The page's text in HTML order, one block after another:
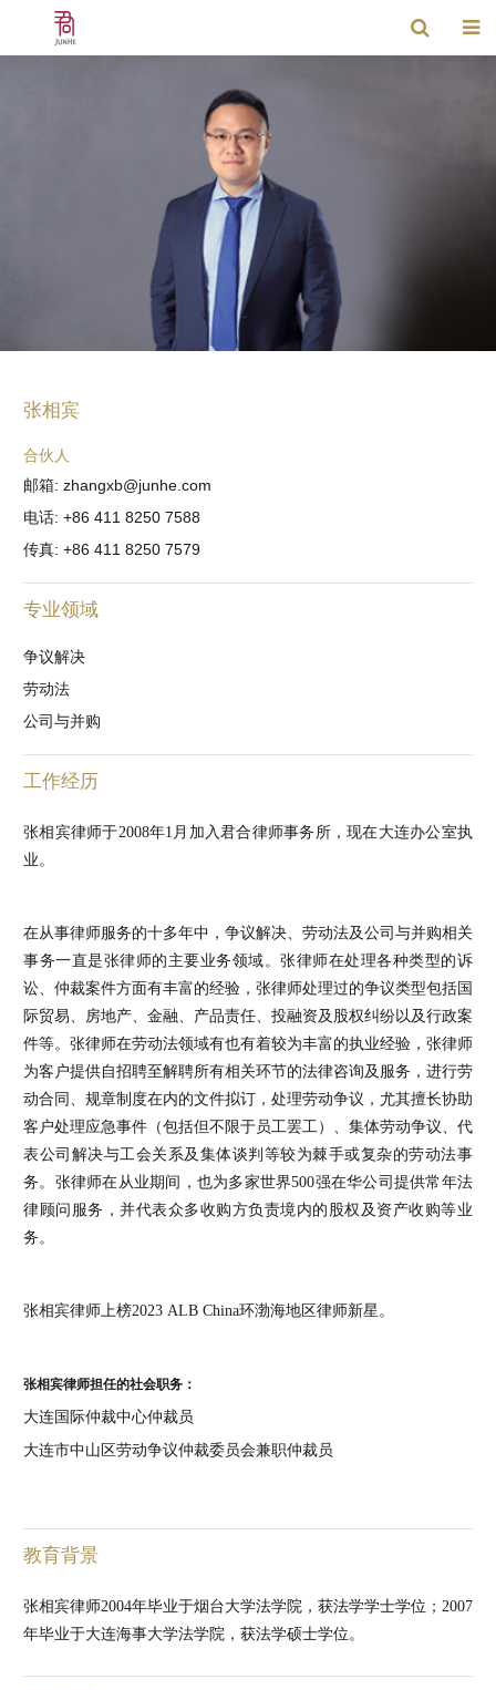
张相宾
合伙人
邮箱: zhangxb@junhe.com
电话: +86 411 8250 7588
传真: +86 411 8250 7579
专业领域
争议解决
劳动法
公司与并购
工作经历
张相宾律师于2008年1月加入君合律师事务所，现在大连办公室执
业。
在从事律师服务的十多年中，争议解决、劳动法及公司与并购相关
事务一直是张律师的主要业务领域。张律师在处理各种类型的诉
讼、仲裁案件方面有丰富的经验，张律师处理过的争议类型包括国
际贸易、房地产、金融、产品责任、投融资及股权纠纷以及行政案
件等。张律师在劳动法领域有也有着较为丰富的执业经验，张律师
为客户提供自招聘至解聘所有相关环节的法律咨询及服务，进行劳
动合同、规章制度在内的文件拟订，处理劳动争议，尤其擅长协助
客户处理应急事件（包括但不限于员工罢工）、集体劳动争议、代
表公司解决与工会关系及集体谈判等较为棘手或复杂的劳动法事
务。张律师在从业期间，也为多家世界500强在华公司提供常年法
律顾问服务，并代表众多收购方负责境内的股权及资产收购等业
务。
张相宾律师上榜2023 ALB China环渤海地区律师新星。
张相宾律师担任的社会职务：
大连国际仲裁中心仲裁员
大连市中山区劳动争议仲裁委员会兼职仲裁员
教育背景
张相宾律师2004年毕业于烟台大学法学院，获法学学士学位；2007
年毕业于大连海事大学法学院，获法学硕士学位。